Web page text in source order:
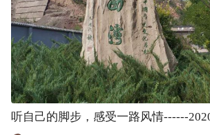
听自己的脚步，感受一路风情------